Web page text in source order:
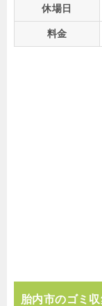
休場日
料金
胎内市のゴミ